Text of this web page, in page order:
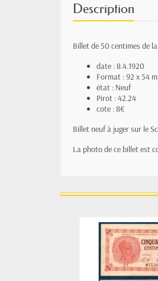
Description
Billet de 50 centimes de
date : 8.4.1920
Format : 92 x 54
état : Neuf
Pirot : 42.24
cote : 8€
Billet neuf à juger sur le
La photo de ce billet est